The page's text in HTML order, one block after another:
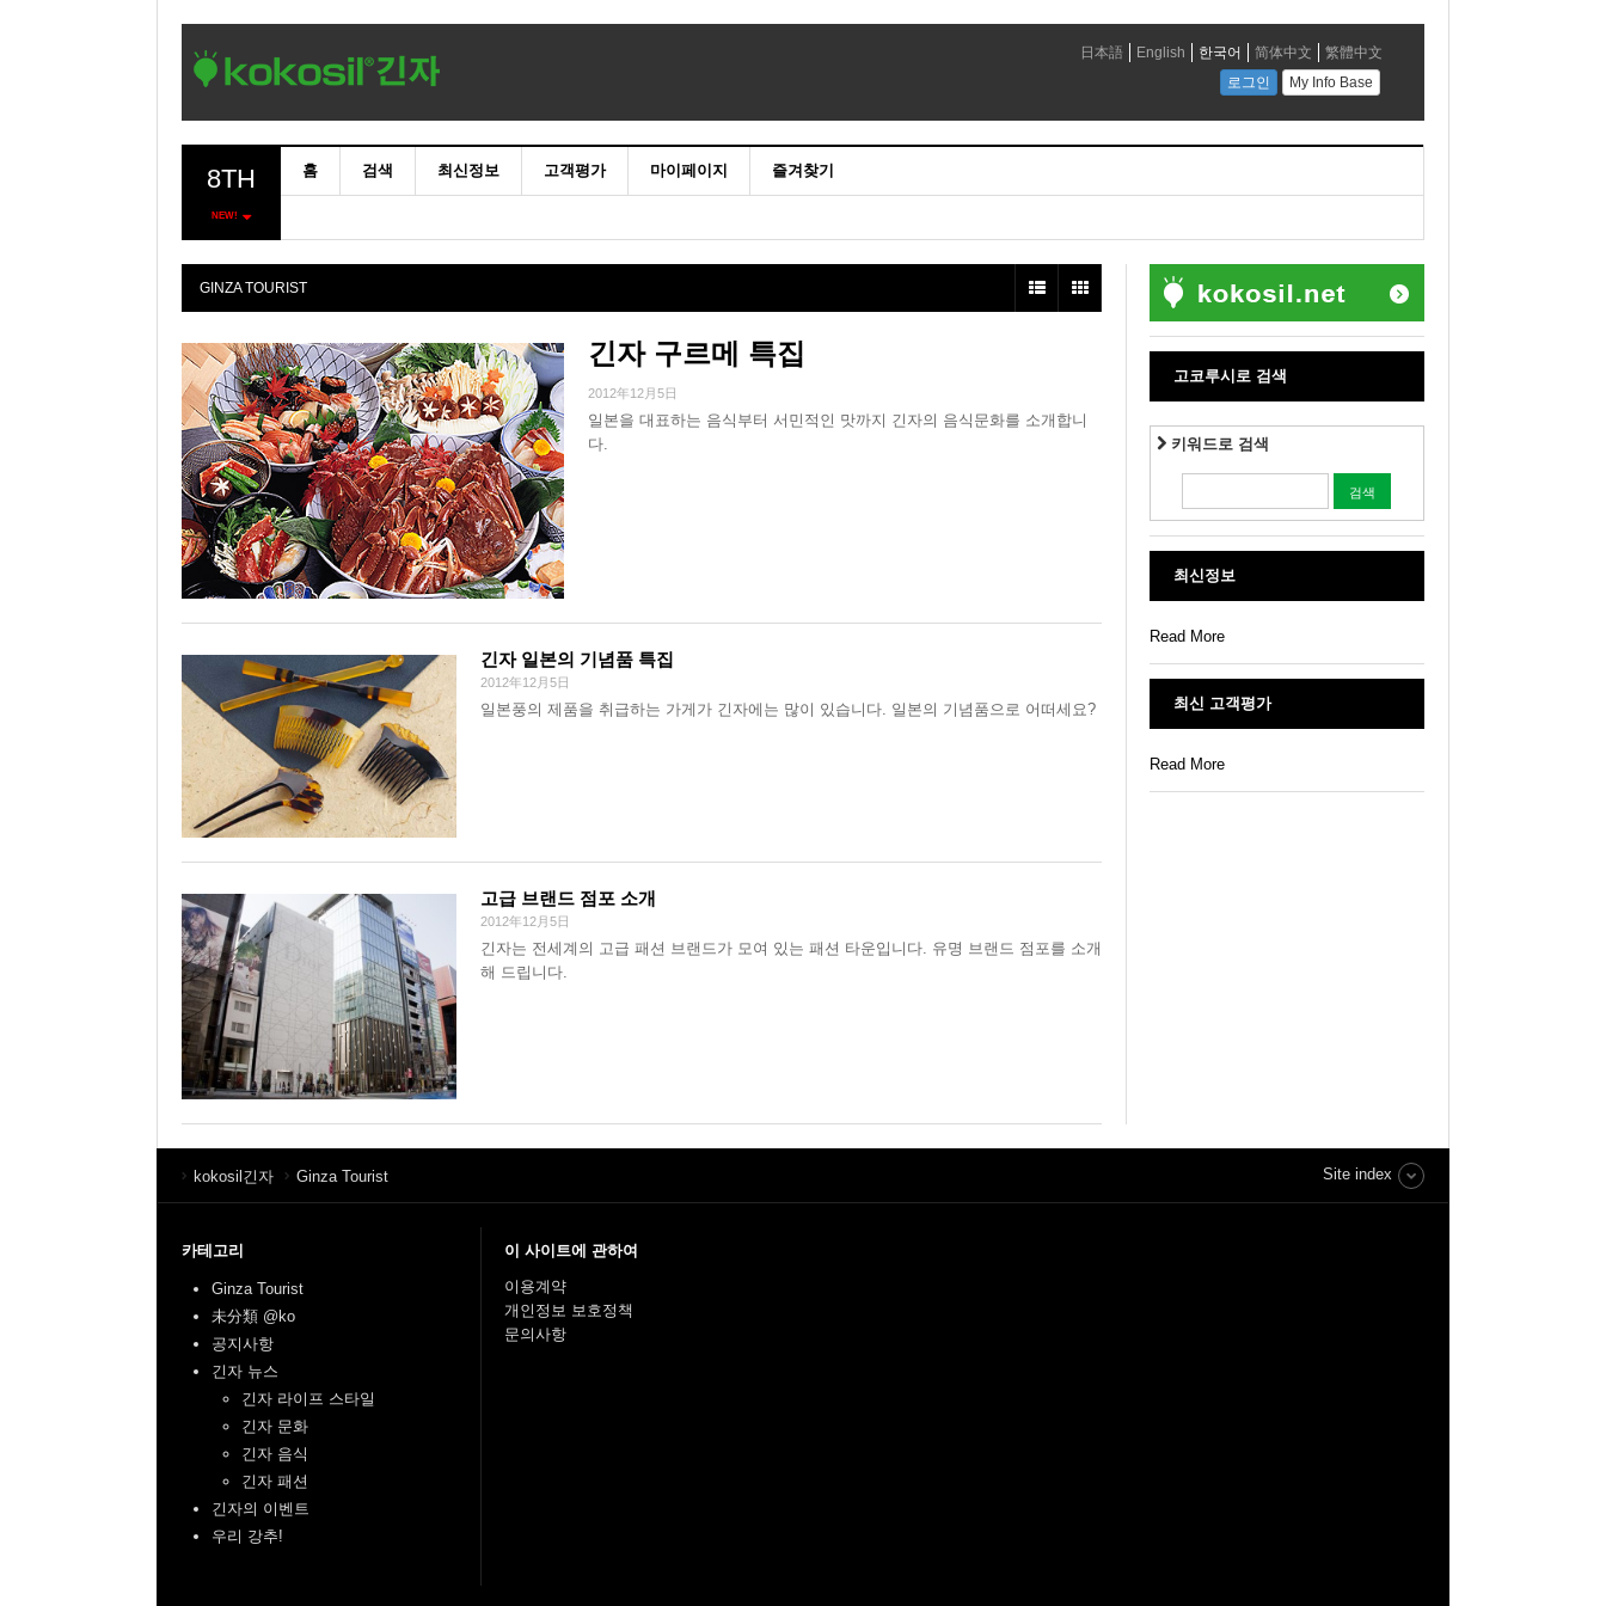
8TH
NEW!
홈 검색 최신정보 고객평가 마이페이지 즐겨찾기
GINZA TOURIST
긴자 구르메 특집
2012年12月5日
일본을 대표하는 음식부터 서민적인 맛까지 긴자의 음식문화를 소개합니
다.
긴자 일본의 기념품 특집
2012年12月5日
일본풍의 제품을 취급하는 가게가 긴자에는 많이 있습니다. 일본의 기념품으로 어떠세요?
고급 브랜드 점포 소개
2012年12月5日
긴자는 전세계의 고급 패션 브랜드가 모여 있는 패션 타운입니다. 유명 브랜드 점포를 소개
해 드립니다.
고코루시로 검색
키워드로 검색
최신정보
Read More
최신 고객평가
Read More
kokosil긴자 Ginza Tourist Site index
카테고리
Ginza Tourist
未分類 @ko
공지사항
긴자 뉴스
긴자 라이프 스타일
긴자 문화
긴자 음식
긴자 패션
긴자의 이벤트
우리 강추!
이 사이트에 관하여
이용계약
개인정보 보호정책
문의사항